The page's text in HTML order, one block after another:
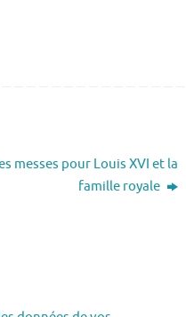
messes pour Louis XVI et la
famille royale